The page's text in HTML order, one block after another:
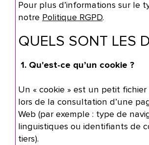
Pour plus d’informations sur le
notre Politique RGPD.
QUELS SONT LES
1. Qu'est-ce qu’un cookie ?
Un « cookie » est un petit
lors de la consultation d’une
Web (par exemple : type de
linguistiques ou identifiants de
tiers).